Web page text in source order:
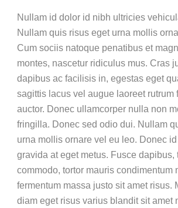
Nullam id dolor id nibh ultricies
Nullam quis risus eget urna mollis
Cum sociis natoque penatibus et
montes, nascetur ridiculus mus. Cras
dapibus ac facilisis in, egestas eget
sagittis lacus vel augue laoreet rutrum
auctor. Donec ullamcorper nulla non
fringilla. Donec sed odio dui. Nullam
urna mollis ornare vel eu leo. Donec
gravida at eget metus. Fusce dapibus,
commodo, tortor mauris condimentum
fermentum massa justo sit amet risus.
diam eget risus varius blandit sit amet